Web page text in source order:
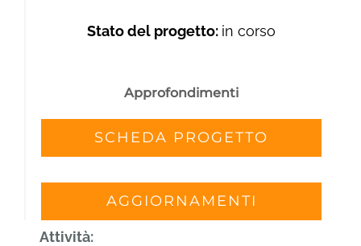
Stato del progetto: in corso
Approfondimenti
SCHEDA PROGETTO
AGGIORNAMENTI
Attività: